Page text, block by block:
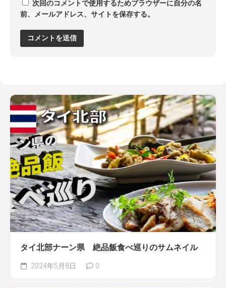
次回のコメントで使用するためブラウザーに自分の名
前、メールアドレス、サイトを保存する。
タイ北部ナーン県 絶品飯食べ巡りのサムネイル
2024年5月8日 0